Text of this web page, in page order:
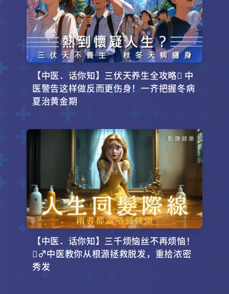
【中医．话你知】三伏天养生全攻略 中
医警告这样做反而更伤身！一齐把握冬病
夏治黄金期
【中医．话你知】三千烦恼丝不再烦恼！
‍♂️中医教你从根源拯救脱发，重拾浓密
秀发